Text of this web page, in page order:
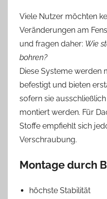
Viele Nutzer möchten
Veränderungen am
und fragen daher: Wie
bohren?
Diese Systeme werden
befestigt und bieten
sofern sie
montiert werden. Für
Stoffe empfiehlt sich
Verschraubung.
Montage durch
höchste Stabilität